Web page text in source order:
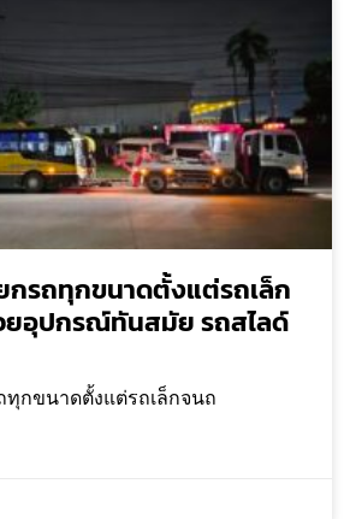
กรถทุกขนาดตั้งแต่รถเล็ก
อุปกรณ์ทันสมัย รถสไลด์
ทุกขนาดตั้งแต่รถเล็กจนถ